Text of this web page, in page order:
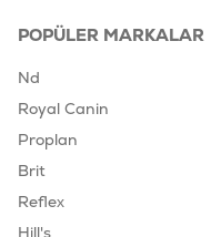
POPÜLER MARKALAR
Nd
Royal Canin
Proplan
Brit
Reflex